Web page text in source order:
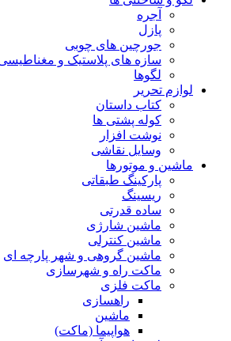
آجره
پازل
جورچین های چوبی
سازه های پلاستیک و
لگوها
لوازم تحریر
کتاب داستان
کوله پشتی ها
نوشت افزار
وسایل نقاشی
ماشین و موتورها
پارکینگ طبقاتی
ریسینگ
ساده قدرتی
ماشین شارژی
ماشین کنترلی
ماشین گروهی و شهر پارچه ای
ماکت راه و شهرسازی
ماکت فلزی
راهسازی
ماشین
هواپیما (ماکت)